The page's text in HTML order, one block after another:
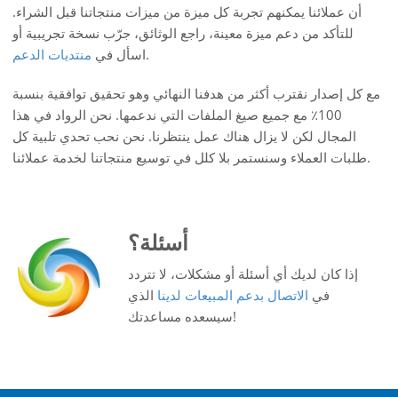
أن عملائنا يمكنهم تجربة كل ميزة من ميزات منتجاتنا قبل الشراء.
للتأكد من دعم ميزة معينة، راجع الوثائق، جرّب نسخة تجريبية أو
اسأل في منتديات الدعم .
مع كل إصدار نقترب أكثر من هدفنا النهائي وهو تحقيق توافقية بنسبة
100٪ مع جميع صيغ الملفات التي ندعمها. نحن الرواد في هذا
المجال لكن لا يزال هناك عمل ينتظرنا. نحن نحب تحدي تلبية كل
طلبات العملاء وسنستمر بلا كلل في توسيع منتجاتنا لخدمة عملائنا.
أسئلة؟
إذا كان لديك أي أسئلة أو مشكلات، لا تتردد
في الاتصال بدعم المبيعات لدينا الذي
سيسعده مساعدتك!